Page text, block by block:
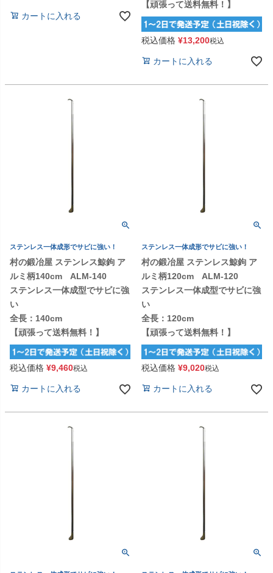
カートに入れる
【頑張って送料無料！】
税込価格 ¥13,200税込
カートに入れる
ステンレス一体成形でサビに強い！
村の鍛冶屋 ステンレス鯨鉤 ア
ルミ柄140cm ALM-140
ステンレス一体成型でサビに強
い
全長：140cm
【頑張って送料無料！】
税込価格 ¥9,460税込
カートに入れる
ステンレス一体成形でサビに強い！
村の鍛冶屋 ステンレス鯨鉤 ア
ルミ柄120cm ALM-120
ステンレス一体成型でサビに強
い
全長：120cm
【頑張って送料無料！】
税込価格 ¥9,020税込
カートに入れる